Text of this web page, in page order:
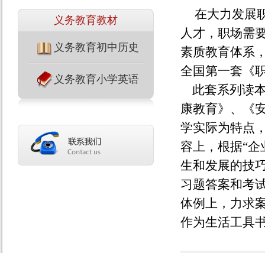
义务教育教材
义务教育初中历史
义务教育小学英语
在大力发展
人才，职场需
素质教育体系
全国第一套《
此套系列读
康教育》、《
学实际为特点
容上，根据“企
生和发展的技
习题答案和考
体例上，力求
作为生活工具